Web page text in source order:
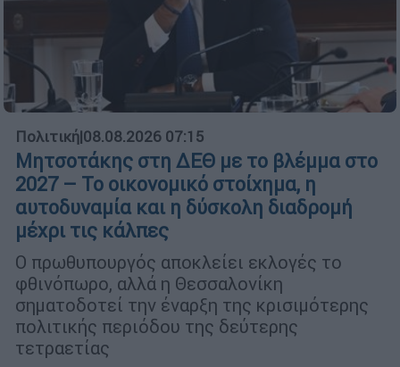
Πολιτική|08.08.2026 07:15
Μητσοτάκης στη ΔΕΘ με το βλέμμα στο
2027 – Το οικονομικό στοίχημα, η
αυτοδυναμία και η δύσκολη διαδρομή
μέχρι τις κάλπες
Ο πρωθυπουργός αποκλείει εκλογές το
φθινόπωρο, αλλά η Θεσσαλονίκη
σηματοδοτεί την έναρξη της κρισιμότερης
πολιτικής περιόδου της δεύτερης
τετραετίας